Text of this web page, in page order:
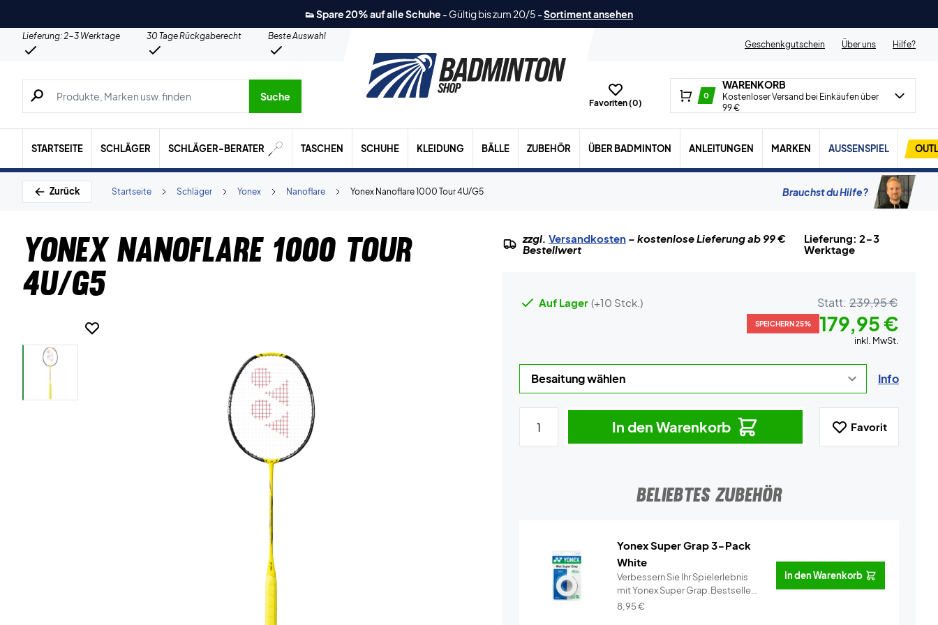
👟 Spare 20% auf alle Schuhe - Gültig bis zum 20/5 -Sortiment ansehen
Lieferung: 2-3 Werktage 30 Tage Rückgaberecht
Beste Auswahl
Geschenkgutschein
Über uns Hilfe?
Suche nach Produkten, Marken usw.
Suche
Favoriten (0)
0
WARENKORB
Kostenloser Versand bei Einkäufen über
99 €
STARTSEITE SCHLÄGER SCHLÄGER-BERATER TASCHEN SCHUHE KLEIDUNG BÄLLE ZUBEHÖR ÜBER BADMINTON ANLEITUNGEN MARKEN AUSSENSPIEL
Zurück Yonex Nanoflare 1000 Tour 4U/G5
Nanoflare
Yonex
Schläger
Startseite Brauchst du Hilfe?
Yonex Nanoflare 1000 Tour
4U/G5
zzgl. Versandkosten– kostenlose Lieferung ab 99 €
Bestellwert
Lieferung: 2-3
Werktage
Auf Lager (+10 Stck.) Statt: 239,95 €
SPEICHERN 25% 179,95 €
inkl. MwSt.
Info
In den Warenkorb Favorit
BELIEBTES ZUBEHÖR
Yonex Super Grap 3-Pack
White
Verbessern Sie Ihr Spielerlebnis
mit Yonex Super Grap.Bestseller
Y...
Info
8,95€
In den Warenkorb